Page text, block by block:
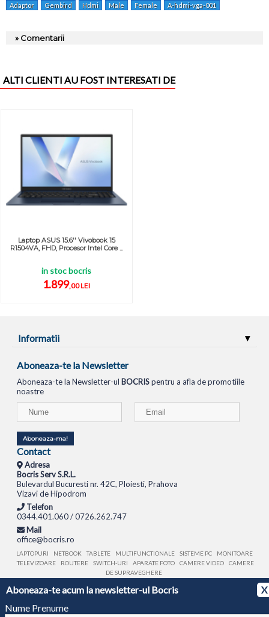
Aboneaza-te acum la newsletter-ul Bocris
X
Nume Prenume
Adaptor Gembird Hdmi Male Female A-hdmi-vga-001
» Comentarii
ALTI CLIENTI AU FOST INTERESATI DE
Laptop ASUS 15.6'' Vivobook 15
R1504VA, FHD, Procesor Intel Core ...
in stoc bocris
1.899,00 LEI
Informatii
Aboneaza-te la Newsletter
Aboneaza-te la Newsletter-ul BOCRISpentru a afla de promotiile
noastre
Aboneaza-ma!
Contact
Adresa
Bocris Serv S.R.L.
Bulevardul Bucuresti nr. 42C, Ploiesti, Prahova
Vizavi de Hipodrom
Telefon
0344.401.060 / 0726.262.747
Mail
office@bocris.ro
LAPTOPURI NETBOOK TABLETE MULTIFUNCTIONALE SISTEME PC
MONITOARE
TELEVIZOARE
ROUTERE SWITCH-URI APARATE FOTO CAMERE VIDEO
CAMERE
DE SUPRAVEGHERE